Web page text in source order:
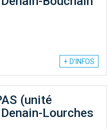
+ D’INFOS
(unité
Lourches